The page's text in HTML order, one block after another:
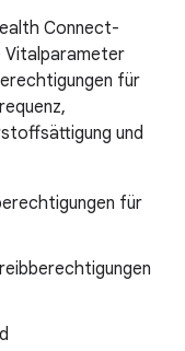
Connect-
Vitalparameter
für
und
für